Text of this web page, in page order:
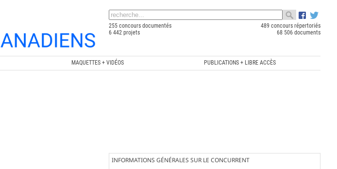
255 concours documentés
489 concours répertoriés
6 442 projets
68 506 documents
MAQUETTES + VIDÉOS PUBLICATIONS + LIBRE ACCÈS
INFORMATIONS GÉNÉRALES SUR LE CONCURRENT